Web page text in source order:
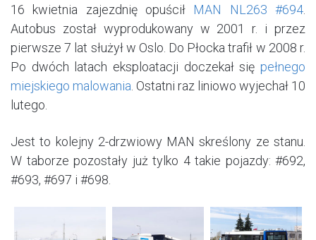
16 kwietnia zajezdnię opuścił MAN NL263 #694
Autobus został wyprodukowany w 2001 r. i przez
pierwsze 7 lat służył w Oslo. Do Płocka trafił w 2008 r.
Po dwóch latach eksploatacji doczekał się pełnego
miejskiego malowania . Ostatni raz liniowo wyjechał 10
lutego.
Jest to kolejny 2-drzwiowy MAN skreślony ze stanu.
W taborze pozostały już tylko 4 takie pojazdy: #692,
#693, #697 i #698.